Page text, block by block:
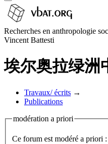
Recherches en anthropologie
Vincent Battesti
埃尔奥拉绿洲
Travaux/ écrits →
Publications
modération a priori
Ce forum est modéré a priori